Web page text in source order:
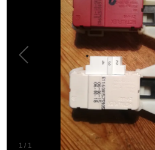
1 / 1